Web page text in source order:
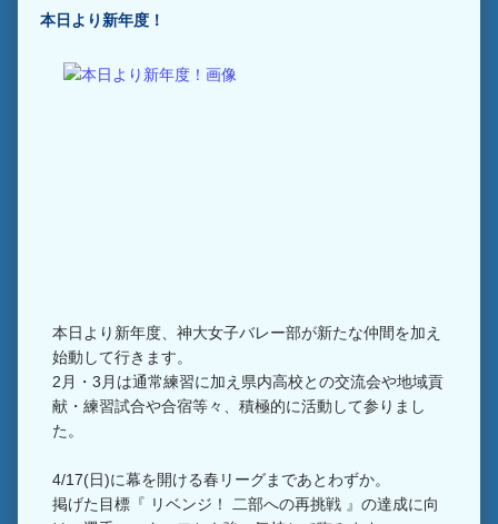
本日より新年度！
本日より新年度、神大女子バレー部が新たな仲間を加え
始動して行きます。
2月・3月は通常練習に加え県内高校との交流会や地域貢
献・練習試合や合宿等々、積極的に活動して参りまし
た。
4/17(日)に幕を開ける春リーグまであとわずか。
掲げた目標『 リベンジ！ 二部への再挑戦 』の達成に向